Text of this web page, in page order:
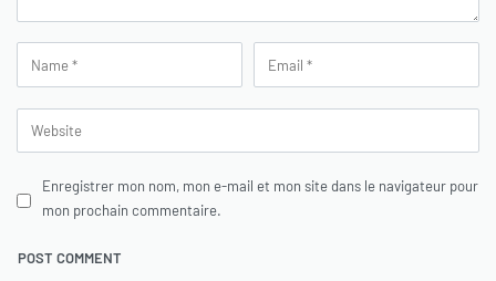
Enregistrer mon nom, mon e-mail et mon site dans le navigateur pour
mon prochain commentaire.